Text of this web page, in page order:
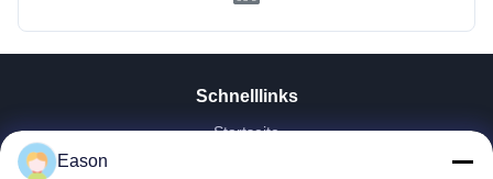
Schnelllinks
Startseite
Eason